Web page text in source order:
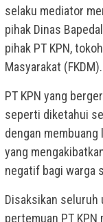
selaku mediator
pihak Dinas
pihak PT KPN,
Masyarakat (FKDM).
PT KPN yang
seperti diketahui
dengan
yang
negatif bagi warga
Disaksikan seluruh
pertemuan PT KPN